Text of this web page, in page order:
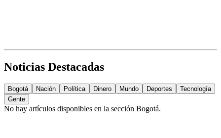
Noticias Destacadas
Bogotá Nación Política Dinero Mundo Deportes
Tecnología
Gente
No hay artículos disponibles en la sección Bogotá.